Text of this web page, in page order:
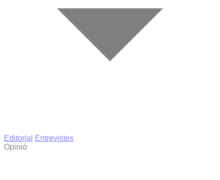
Editorial
Entrevistes
Opinió